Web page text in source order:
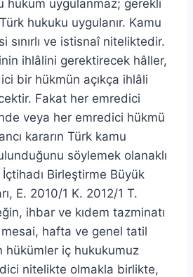
hüküm uygulanmaz; gerekli
hukuku uygulanır. Kamu
sınırlı ve istisnaî niteliktedir.
ihlâlini gerektirecek hâller,
bir hükmün açıkça ihlâli
Fakat her emredici
veya her emredici hükmü
kararın Türk kamu
söylemek olanaklı
Birleştirme Büyük
E. 2010/1 K. 2012/1 T.
ihbar ve kıdem tazminatı
mesai, hafta ve genel tatil
hükümler iç hukukumuz
nitelikte olmakla birlikte,